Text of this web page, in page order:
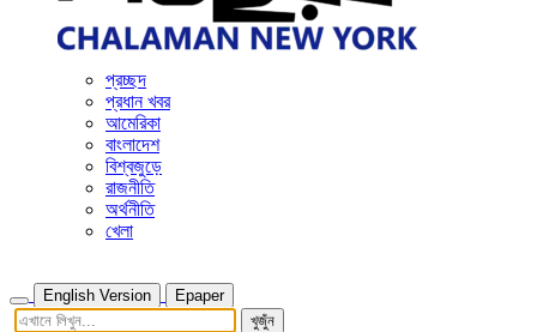
প্রচ্ছদ
প্রধান খবর
আমেরিকা
বাংলাদেশ
বিশ্বজুড়ে
রাজনীতি
অর্থনীতি
খেলা
English Version
Epaper
খুজুঁন